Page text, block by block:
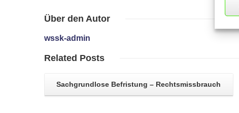
Über den Autor
wssk-admin
Related Posts
Sachgrundlose Befristung – Rechtsmissbrauch